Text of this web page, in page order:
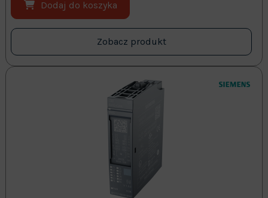
Dodaj do koszyka
Zobacz produkt